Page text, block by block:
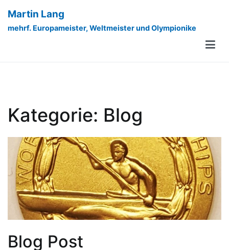
Inhalt
springen
Martin Lang
mehrf. Europameister, Weltmeister und Olympionike
Kategorie: Blog
Blog Post